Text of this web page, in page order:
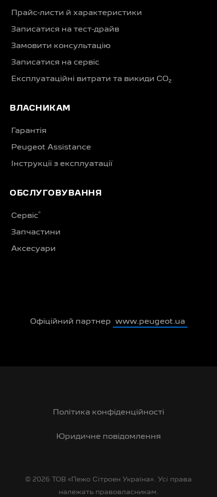
Прайс-листи й характеристики
Записатися на тест-драйв
Замовити консультацію
Записатися на сервіс
Експлуатаційні витрати та викиди CO₂
ВЛАСНИКАМ
Гарантія
Peugeot Assistance
Інструкції з експлуатації
ОБСЛУГОВУВАННЯ
Сервіс®
Запчастини
Аксесуари
Офіційний партнер www.peugeot.ua
Політика конфіденційності
Юридичне повідомлення
© 2026 ТОВ «Пежо Сітроен Україна». Усі права
належать правовласникам.